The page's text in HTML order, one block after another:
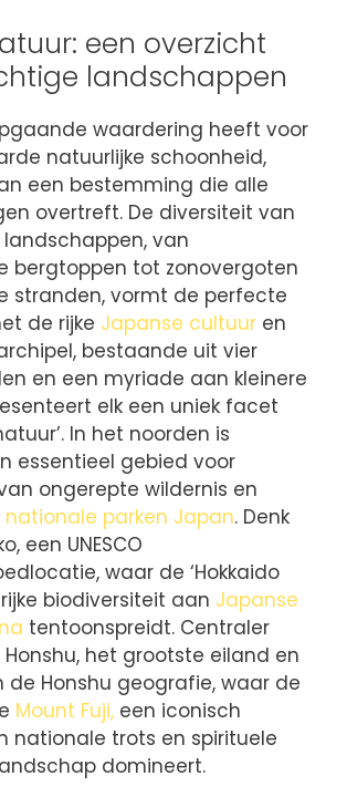
een overzicht
landschappen
waardering heeft voor
natuurlijke schoonheid,
een bestemming die alle
overtreft. De diversiteit van
van
bergtoppen tot zonovergoten
stranden, vormt de perfecte
de rijke Japanse cultuur en
bestaande uit vier
en een myriade aan kleinere
elk een uniek facet
In het noorden is
essentieel gebied voor
ongerepte wildernis en
nationale parken Japan. Denk
een UNESCO
waar de ‘Hokkaido
biodiversiteit aan Japanse
tentoonspreidt. Centraler
het grootste eiland en
de Honshu geografie, waar de
Mount Fuji, een iconisch
nationale trots en spirituele
domineert.